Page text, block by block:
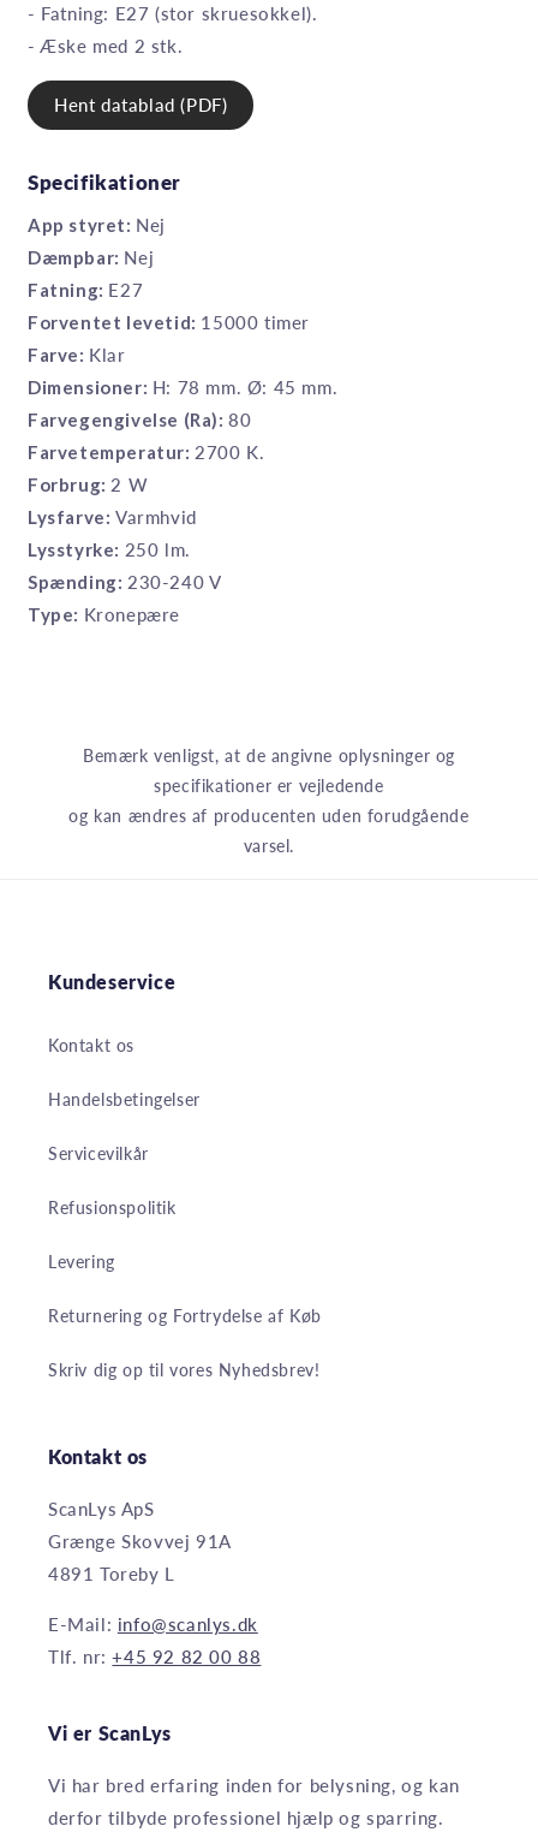
- Fatning: E27 (stor skruesokkel).
- Æske med 2 stk.
Hent datablad (PDF)
Specifikationer
App styret: Nej
Dæmpbar: Nej
Fatning: E27
Forventet levetid: 15000 timer
Farve: Klar
Dimensioner: H: 78 mm. Ø: 45 mm.
Farvegengivelse (Ra):80
Farvetemperatur: 2700 K.
Forbrug: 2 W
Lysfarve: Varmhvid
Lysstyrke: 250 lm.
Spænding: 230-240 V
Type: Kronepære
Bemærk venligst, at de angivne oplysninger og
specifikationer er vejledende
og kan ændres af producenten uden forudgående
varsel.
Kundeservice
Kontakt os
Handelsbetingelser
Servicevilkår
Refusionspolitik
Levering
Returnering og Fortrydelse af Køb
Skriv dig op til vores Nyhedsbrev!
Kontakt os
ScanLys ApS
Grænge Skovvej 91A
4891 Toreby L
E-Mail: info@scanlys.dk
Tlf. nr:+45 92 82 00 88
Vi er ScanLys
Vi har bred erfaring inden for belysning, og kan
derfor tilbyde professionel hjælp og sparring.